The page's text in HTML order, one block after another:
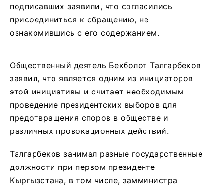
подписавших заявили, что согласились
присоединиться к обращению, не
ознакомившись с его содержанием.
Общественный деятель Бекболот Талгарбеков
заявил, что является одним из инициаторов
этой инициативы и считает необходимым
проведение президентских выборов для
предотвращения споров в обществе и
различных провокационных действий.
Талгарбеков занимал разные государственные
должности при первом президенте
Кыргызстана, в том числе, замминистра